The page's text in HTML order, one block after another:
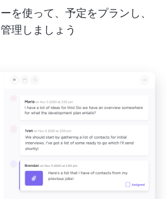
を使って、予定をプランし、
理しましょう